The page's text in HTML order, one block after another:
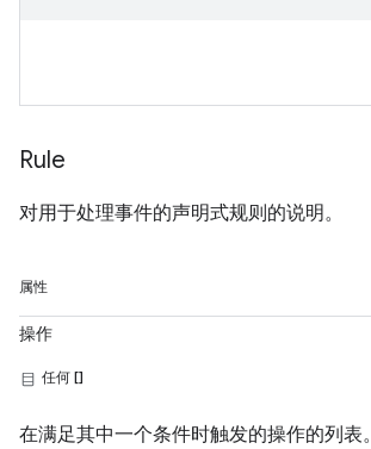
Rule
对用于处理事件的声明式规则的说明。
属性
操作
任何 []
在满足其中一个条件时触发的操作的列表。